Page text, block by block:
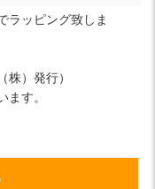
ラッピング致しま
株）発行）
す。